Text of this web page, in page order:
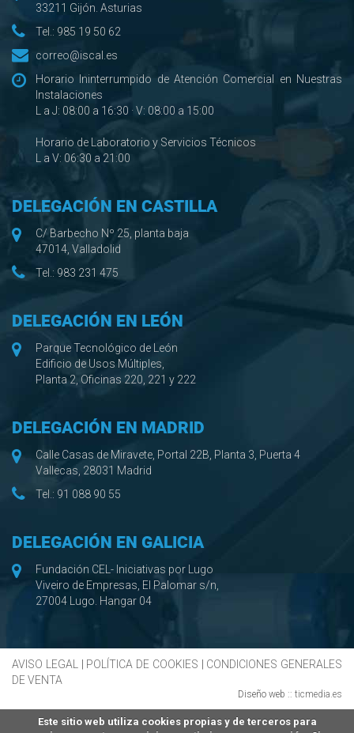
33211 Gijón. Asturias
Tel.: 985 19 50 62
correo@iscal.es
Horario Ininterrumpido de Atención Comercial en Nuestras
Instalaciones
L a J: 08:00 a 16:30 · V: 08:00 a 15:00
Horario de Laboratorio y Servicios Técnicos
L a V: 06:30 a 21:00
DELEGACIÓN EN CASTILLA
C/ Barbecho Nº 25, planta baja
47014, Valladolid
Tel.: 983 231 475
DELEGACIÓN EN LEÓN
Parque Tecnológico de León
Edificio de Usos Múltiples,
Planta 2, Oficinas 220, 221 y 222
DELEGACIÓN EN MADRID
Calle Casas de Miravete, Portal 22B, Planta 3, Puerta 4
Vallecas, 28031 Madrid
Tel.: 91 088 90 55
DELEGACIÓN EN GALICIA
Fundación CEL- Iniciativas por Lugo
Viveiro de Empresas, El Palomar s/n,
27004 Lugo. Hangar 04
AVISO LEGAL| POLÍTICA DE COOKIES
CONDICIONES GENERALES
DE VENTA
Diseño web :: ticmedia.es
Este sitio web utiliza cookies propias y de terceros para